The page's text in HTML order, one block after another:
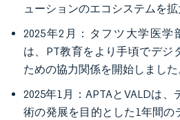
ューションのエコシステムを拡
2025年2月：タフツ大学医学
は、PT教育をより手頃でデジ
ための協力関係を開始しました
2025年1月：APTAとVALDは
術の発展を目的とした1年間の